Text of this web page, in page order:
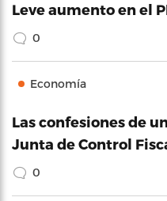
Leve aumento en el
0
Economía
Las confesiones de
Junta de Control
0